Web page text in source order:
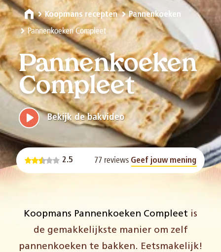
Koopmans recepten Pannenkoeken
Pannenkoeken Compleet
Pannenkoeken
Compleet
Bekijk de bakvideo
2.5 77 reviews Geef jouw mening
Koopmans Pannenkoeken Compleet is
de gemakkelijkste manier om zelf
pannenkoeken te bakken. Eetsmakelijk!